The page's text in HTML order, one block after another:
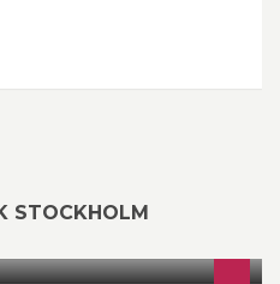
STOCKHOLM